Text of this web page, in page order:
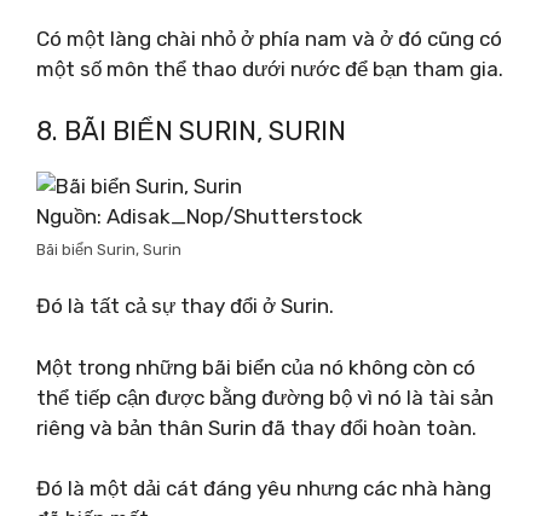
Có một làng chài nhỏ ở phía nam và ở đó cũng có
một số môn thể thao dưới nước để bạn tham gia.
8. BÃI BIỂN SURIN, SURIN
Nguồn: Adisak_Nop/Shutterstock
Bãi biển Surin, Surin
Đó là tất cả sự thay đổi ở Surin.
Một trong những bãi biển của nó không còn có
thể tiếp cận được bằng đường bộ vì nó là tài sản
riêng và bản thân Surin đã thay đổi hoàn toàn.
Đó là một dải cát đáng yêu nhưng các nhà hàng